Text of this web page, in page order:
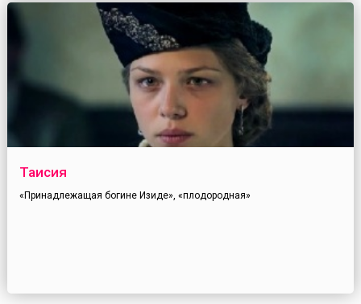
Таисия
«Принадлежащая богине Изиде», «плодородная»